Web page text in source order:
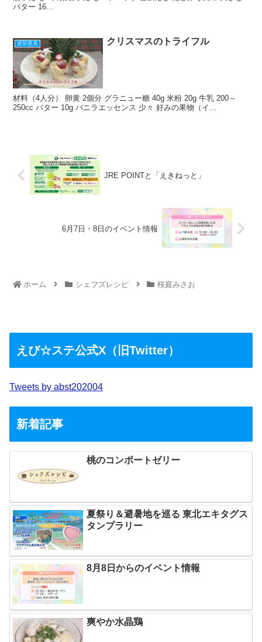
バター 16...
渡部恵美 クリスマスのトライフル
材料（4人分） 卵黄 2個分 グラニュー糖 40g 米粉 20g 牛乳 200～
250cc バター 10g バニラエッセンス 少々 好みの果物（イ...
JRE POINTと「えきねっと」
6月7日・8日のイベント情報
ホーム シェフズレシピ 桜庭みさお
えび☆ステ公式X（旧Twitter）
Tweets by abst202004
新着記事
桃のコンポートゼリー
夏祭り＆避暑地を巡る 東北エキタグス
タンプラリー
8月8日からのイベント情報
爽やか水晶鶏